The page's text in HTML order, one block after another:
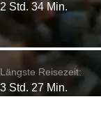
2 Std. 34 Min.
Längste Reisezeit:
3 Std. 27 Min.